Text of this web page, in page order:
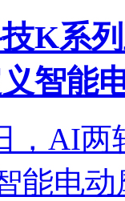
K系
智能
，AI
能电